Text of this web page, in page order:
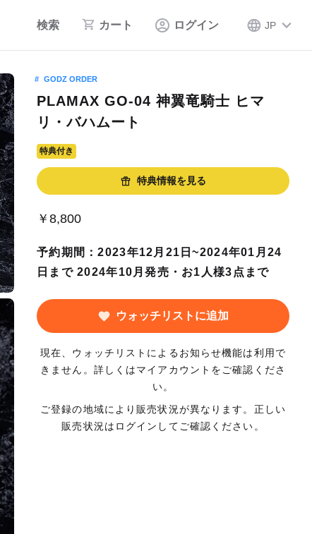
検索 カート ログイン JP
GODZ ORDER
PLAMAX GO-04 神翼竜騎士 ヒマ
リ・バハムート
特典付き
特典情報を見る
￥8,800
予約期間：2023年12月21日~2024年01月24
日まで 2024年10月発売・お1人様3点まで
ウォッチリストに追加
現在、ウォッチリストによるお知らせ機能は利用で
きません。詳しくはマイアカウントをご確認くださ
い。
ご登録の地域により販売状況が異なります。正しい
販売状況はログインしてご確認ください。